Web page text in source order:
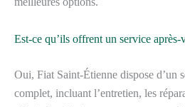
Est-ce qu’ils offrent un service après-
Oui, Fiat Saint-Étienne dispose d’un
complet, incluant l’entretien, les